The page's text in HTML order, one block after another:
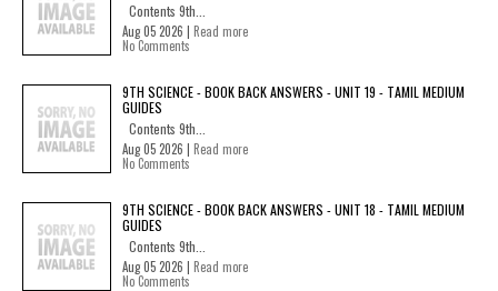
Contents 9th...
Aug 05 2026 | Read more
No Comments
9TH SCIENCE - BOOK BACK ANSWERS - UNIT 19 - TAMIL MEDIUM
GUIDES
Contents 9th...
Aug 05 2026 | Read more
No Comments
9TH SCIENCE - BOOK BACK ANSWERS - UNIT 18 - TAMIL MEDIUM
GUIDES
Contents 9th...
Aug 05 2026 | Read more
No Comments